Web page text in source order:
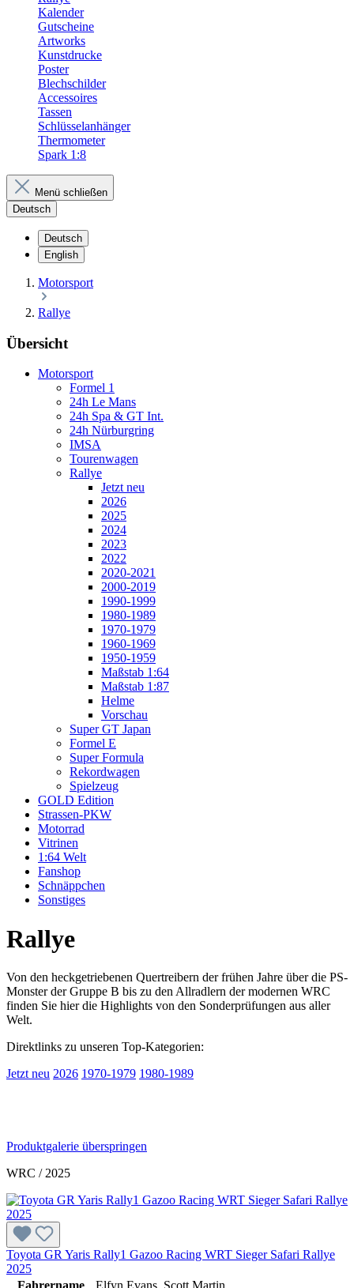
Kalender
Gutscheine
Artworks
Kunstdrucke
Poster
Blechschilder
Accessoires
Tassen
Schlüsselanhänger
Thermometer
Spark 1:8
Menü schließen
Deutsch
Deutsch
English
Motorsport
Rallye
Übersicht
Motorsport
Formel 1
24h Le Mans
24h Spa & GT Int.
24h Nürburgring
IMSA
Tourenwagen
Rallye
Jetzt neu
2026
2025
2024
2023
2022
2020-2021
2000-2019
1990-1999
1980-1989
1970-1979
1960-1969
1950-1959
Maßstab 1:64
Maßstab 1:87
Helme
Vorschau
Super GT Japan
Formel E
Super Formula
Rekordwagen
Spielzeug
GOLD Edition
Strassen-PKW
Motorrad
Vitrinen
1:64 Welt
Fanshop
Schnäppchen
Sonstiges
Rallye
Von den heckgetriebenen Quertreibern der frühen Jahre über die PS-
Monster der Gruppe B bis zu den Allradlern der modernen WRC
finden Sie hier die Highlights von den Sonderprüfungen aus aller
Welt.
Direktlinks zu unseren Top-Kategorien:
Jetzt neu 2026 1970-1979 1980-1989
Produktgalerie überspringen
WRC / 2025
Toyota GR Yaris Rally1 Gazoo Racing WRT Sieger Safari Rallye
2025